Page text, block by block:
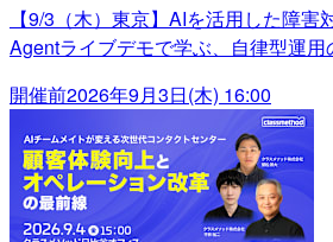
【9/3（木）東京】AIを活用した障害
Agentライブデモで学ぶ、自律型運用
開催前2026年9月3日(木) 16:00